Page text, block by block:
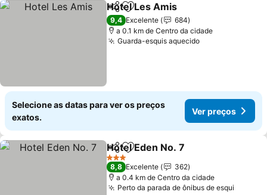
PartilharAdicionar aos favoritos
Hotel Les Amis
9,4 Excelente
684
a 0.1 km de Centro da cidade
Guarda-esquis aquecido
Selecione as datas para ver os preços
exatos.
Ver preços
PartilharAdicionar aos favoritos
Hotel Eden No. 7
3 Estrelas
8,8 Excelente
362
a 0.4 km de Centro da cidade
Perto da parada de ônibus de esqui